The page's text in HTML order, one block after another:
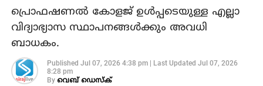
പ്രൊഫഷണല്‍ കോളജ് ഉള്‍പ്പടെയുള്ള എല്ലാ
വിദ്യാഭ്യാസ സ്ഥാപനങ്ങള്‍ക്കും അവധി
ബാധകം.
Published Jul 07, 2026 4:38 pm| Last Updated Jul 07, 2026
8:28 pm
By വെബ് ഡെസ്‌ക്